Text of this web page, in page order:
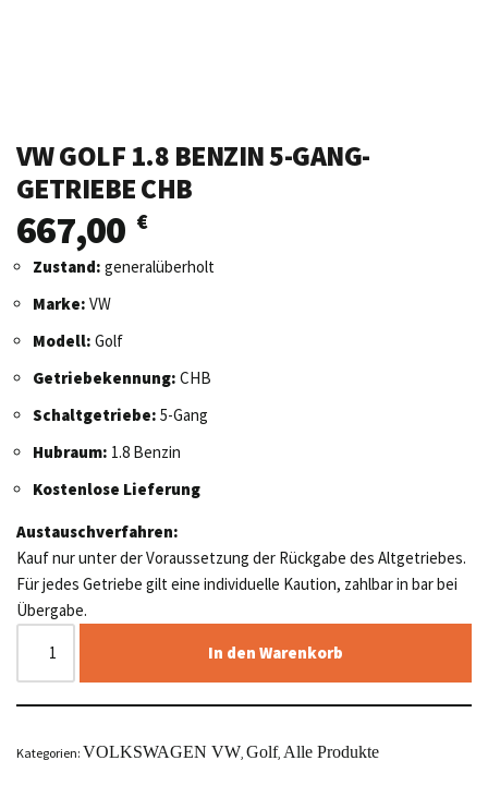
VW GOLF 1.8 BENZIN 5-GANG-
GETRIEBE CHB
667,00 €
Zustand: generalüberholt
Marke: VW
Modell: Golf
Getriebekennung: CHB
Schaltgetriebe: 5-Gang
Hubraum: 1.8 Benzin
Kostenlose Lieferung
Austauschverfahren:
Kauf nur unter der Voraussetzung der Rückgabe des Altgetriebes.
Für jedes Getriebe gilt eine individuelle Kaution, zahlbar in bar bei
Übergabe.
In den Warenkorb
Kategorien: VOLKSWAGEN VW Golf, Alle Produkte